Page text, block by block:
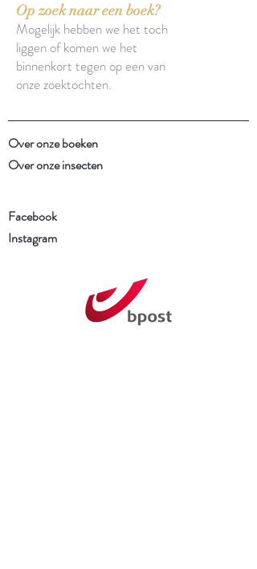
Op zoek naar een boek?
Mogelijk hebben we het toch
liggen of komen we het
binnenkort tegen op een van
onze zoektochten.
Over onze boeken
Over onze insecten
Facebook
Instagram